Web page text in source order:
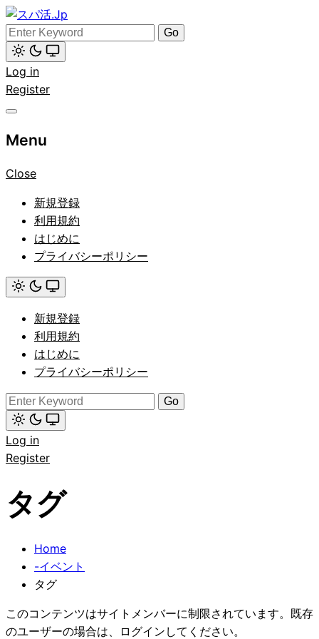
Skip
to
content
スパ活.Jp
Search
for:
Light
mode
(click
to
Log in
Register
Menu
Close
新規登録
利用規約
はじめに
プライバシーポリシー
Light
mode
(click
to
switch
to
dark)
新規登録
利用規約
はじめに
プライバシーポリシー
Search
for:
Light
mode
(click
to
dark)
Log in
Register
タグ
Home
-イベント
タグ
このコンテンツはサイトメンバーに制限されています。既存
のユーザーの場合は、ログインしてください。